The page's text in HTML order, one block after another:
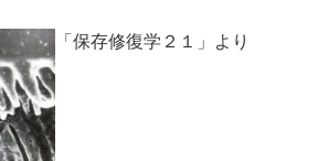
「保存修復学２１」より